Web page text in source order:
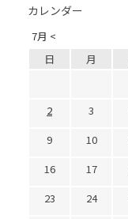
カレンダー
7月 <
日 月
2
3
9
10
16
17
23
24